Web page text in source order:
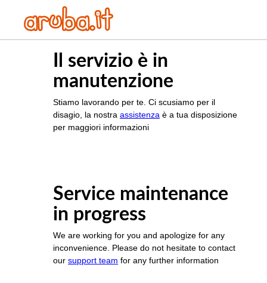
Il servizio è in
manutenzione
Stiamo lavorando per te. Ci scusiamo per il
disagio, la nostra assistenza è a tua disposizione
per maggiori informazioni
Service maintenance
in progress
We are working for you and apologize for any
inconvenience. Please do not hesitate to contact
our support team for any further information